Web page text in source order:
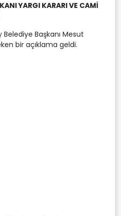
YARGI KARARI VE CAMİ
Belediye Başkanı Mesut
bir açıklama geldi.